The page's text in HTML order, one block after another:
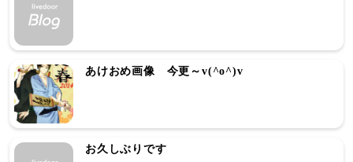
あけおめ画像 今更～v(^o^)v
お久しぶりです